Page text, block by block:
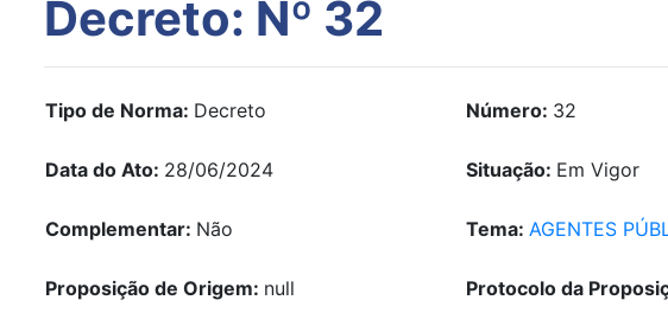
Decreto: Nº 32
Tipo de Norma: Decreto Número: 32
Data do Ato: 28/06/2024 Situação: Em Vigor
Complementar: Não Tema: AGENTES
Proposição de Origem: null Protocolo da